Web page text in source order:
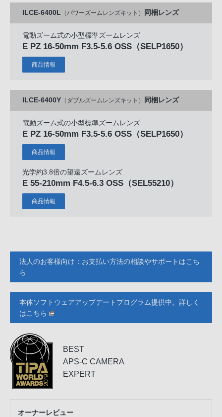
ILCE-6400L （パワーズームレンズキット） 同梱レンズ
電動ズーム式の小型標準ズームレンズ
E PZ 16-50mm F3.5-5.6 OSS （SELP1650）
商品情報
ILCE-6400Y （ダブルズームレンズキット） 同梱レンズ
電動ズーム式の小型標準ズームレンズ
E PZ 16-50mm F3.5-5.6 OSS （SELP1650）
商品情報
光学約3.8倍の望遠ズームレンズ
E 55-210mm F4.5-6.3 OSS （SEL55210）
商品情報
法人のお客様向け：お支払い方法の相談やサポートはこち
ら
本体ソフトウェアアップデートプログラム提供中。詳しく
はこちら
BEST
APS-C CAMERA
EXPERT
オーナーレビュー